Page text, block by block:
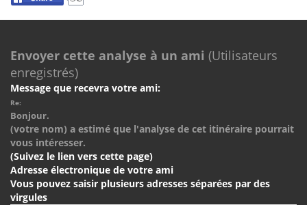
Envoyer cette analyse à un ami (Utilisateurs
enregistrés)
Message que recevra votre ami:
Re:
Bonjour.
(votre nom) a estimé que l'analyse de cet itinéraire pourrait
vous intéresser.
(Suivez le lien vers cette page)
Adresse électronique de votre ami
Vous pouvez saisir plusieurs adresses séparées par des
virgules